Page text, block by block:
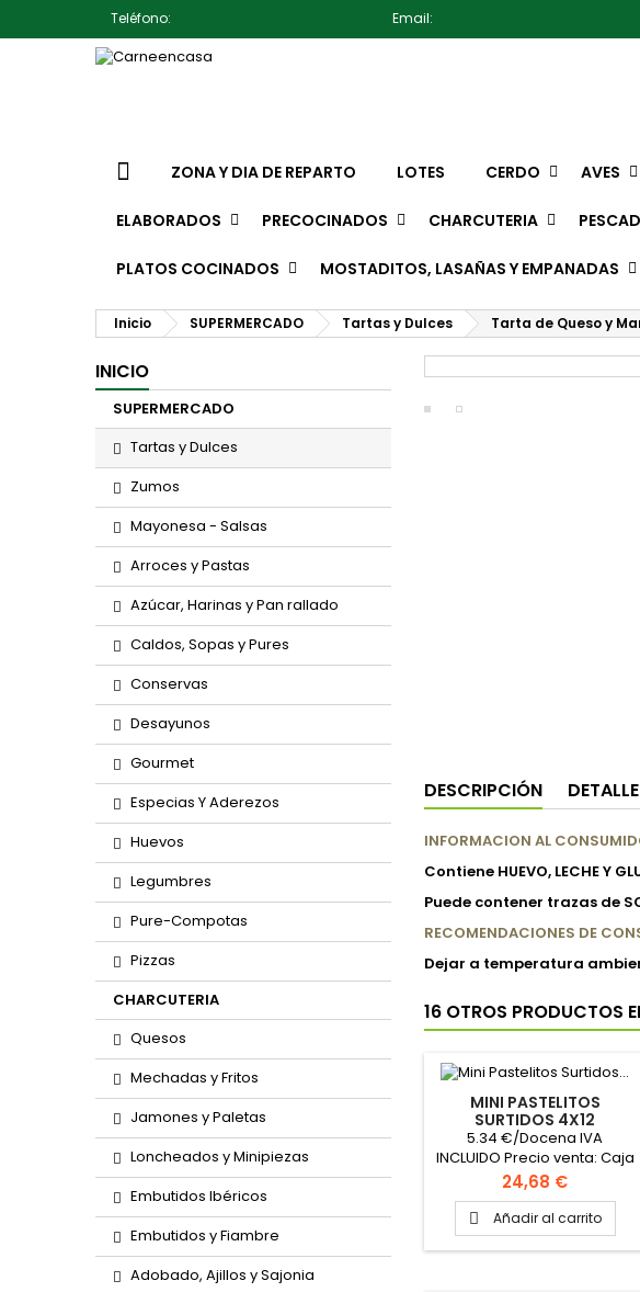
Teléfono: Email:
ZONA Y DIA DE REPARTO LOTES CERDO AVES
ELABORADOS PRECOCINADOS CHARCUTERIA
PLATOS COCINADOS MOSTADITOS, LASAÑAS Y EMPANADAS
Inicio SUPERMERCADO Tartas y Dulces Tarta de Queso y
INICIO
SUPERMERCADO
Tartas y Dulces
Zumos
Mayonesa - Salsas
Arroces y Pastas
Azúcar, Harinas y Pan rallado
Caldos, Sopas y Pures
Conservas
Desayunos
Gourmet
Especias Y Aderezos
Huevos
Legumbres
Pure-Compotas
Pizzas
CHARCUTERIA
Quesos
Mechadas y Fritos
Jamones y Paletas
Loncheados y Minipiezas
Embutidos Ibéricos
Embutidos y Fiambre
Adobado, Ajillos y Sajonia
DESCRIPCIÓN
INFORMACION AL
Contiene HUEVO, LECHE Y
Puede contener trazas de
RECOMENDACIONES DE
Dejar a temperatura
16 OTROS PRODUCTOS
MINI PASTELITOS
SURTIDOS 4X12
CONGELADOS
5.34 €/Docena IVA
INCLUIDO Precio venta: Caja
4 docenas Unidad de
venta: Caja 4 docenas
Precio
24,68 €
 Añadir al carrito